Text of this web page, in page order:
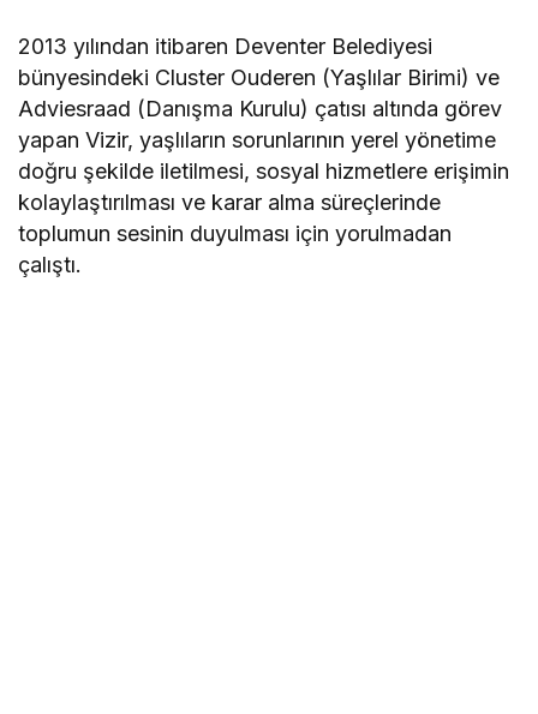
2013 yılından itibaren Deventer Belediyesi
bünyesindeki Cluster Ouderen (Yaşlılar Birimi) ve
Adviesraad (Danışma Kurulu) çatısı altında görev
yapan Vizir, yaşlıların sorunlarının yerel yönetime
doğru şekilde iletilmesi, sosyal hizmetlere erişimin
kolaylaştırılması ve karar alma süreçlerinde
toplumun sesinin duyulması için yorulmadan
çalıştı.